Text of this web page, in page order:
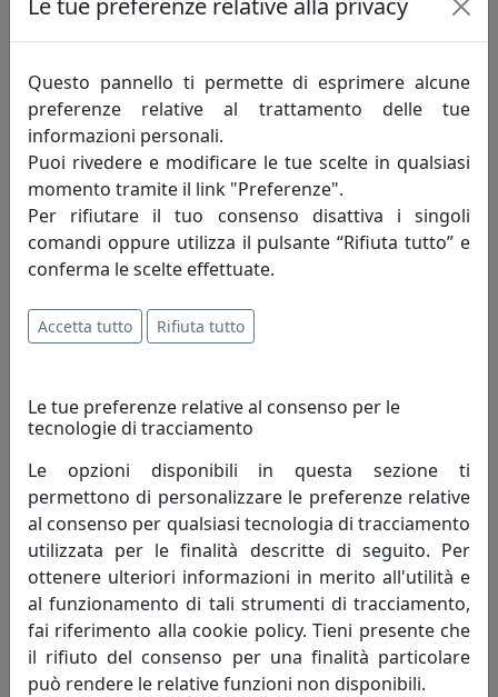
OROLOGIO A CUCÙ CROOKED 2380BG BLU-GIALLO
Progetti
606,00 € 563,58 €
OROLOGIO A CUCÙ CROOKED 2380CB LEGNO CHIARO E
BLU
Progetti
606,00 € 563,58 €
sconto
7%
Questo pannello ti permette di esprimere alcune
preferenze relative al trattamento delle tue
informazioni personali.
Puoi rivedere e modificare le tue scelte in qualsiasi
momento tramite il link "Preferenze".
Per rifiutare il tuo consenso disattiva i singoli
comandi oppure utilizza il pulsante “Rifiuta tutto” e
conferma le scelte effettuate.
Accetta tutto Rifiuta tutto
Le tue preferenze relative al consenso per le
tecnologie di tracciamento
Le opzioni disponibili in questa sezione ti
permettono di personalizzare le preferenze relative
al consenso per qualsiasi tecnologia di tracciamento
utilizzata per le finalità descritte di seguito. Per
ottenere ulteriori informazioni in merito all'utilità e
al funzionamento di tali strumenti di tracciamento,
fai riferimento alla cookie policy. Tieni presente che
il rifiuto del consenso per una finalità particolare
può rendere le relative funzioni non disponibili.